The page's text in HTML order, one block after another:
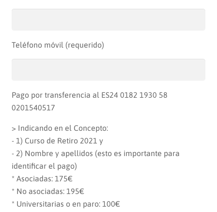
Teléfono móvil (requerido)
Pago por transferencia al ES24 0182 1930 58
0201540517
> Indicando en el Concepto:
- 1) Curso de Retiro 2021 y
- 2) Nombre y apellidos (esto es importante para
identificar el pago)
* Asociadas: 175€
* No asociadas: 195€
* Universitarias o en paro: 100€